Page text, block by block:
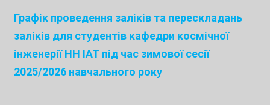
Графік проведення заліків та перескладань
заліків для студентів кафедри космічної
інженерії НН ІАТ під час зимової сесії
2025/2026 навчального року